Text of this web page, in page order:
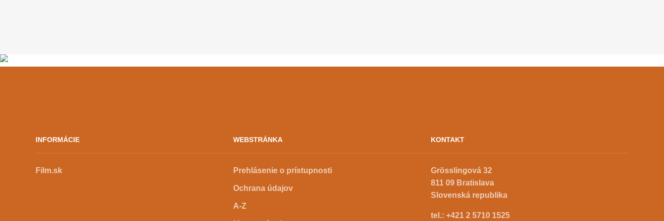
INFORMÁCIE
Film.sk
WEBSTRÁNKA
Prehlásenie o prístupnosti
Ochrana údajov
A-Z
KONTAKT
Grösslingová 32
811 09 Bratislava
Slovenská republika
tel.: +421 2 5710 1525